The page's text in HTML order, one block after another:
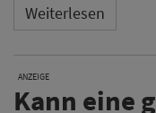
Weiterlesen
ANZEIGE
Kann eine